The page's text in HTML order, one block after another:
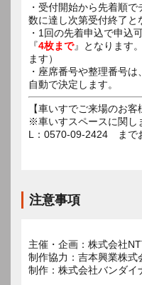
・受付開始から先着順
数に達し次第受付終了と
・1回の先着申込で申込
『4枚まで』となります
ます）
・座席番号や整理番号
自動で決定します。
【車いすでご来場のお客
※車いすスペースに関
L：0570-09-2424 まで
注意事項
主催・企画：株式会社
制作協力：吉本興業株式
制作：株式会社バンダ